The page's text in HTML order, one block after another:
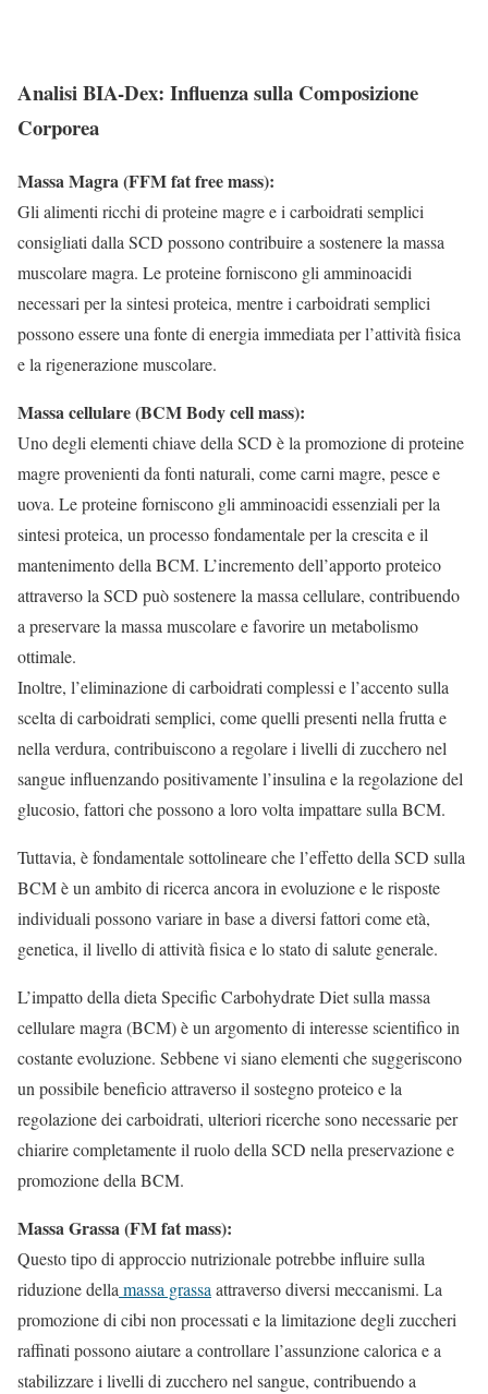
Analisi BIA-Dex: Influenza sulla Composizione
Corporea
Massa Magra (FFM fat free mass):
Gli alimenti ricchi di proteine magre e i carboidrati semplici
consigliati dalla SCD possono contribuire a sostenere la massa
muscolare magra. Le proteine forniscono gli amminoacidi
necessari per la sintesi proteica, mentre i carboidrati semplici
possono essere una fonte di energia immediata per l’attività fisica
e la rigenerazione muscolare.
Massa cellulare (BCM Body cell mass):
Uno degli elementi chiave della SCD è la promozione di proteine
magre provenienti da fonti naturali, come carni magre, pesce e
uova. Le proteine forniscono gli amminoacidi essenziali per la
sintesi proteica, un processo fondamentale per la crescita e il
mantenimento della BCM. L’incremento dell’apporto proteico
attraverso la SCD può sostenere la massa cellulare, contribuendo
a preservare la massa muscolare e favorire un metabolismo
ottimale.
Inoltre, l’eliminazione di carboidrati complessi e l’accento sulla
scelta di carboidrati semplici, come quelli presenti nella frutta e
nella verdura, contribuiscono a regolare i livelli di zucchero nel
sangue influenzando positivamente l’insulina e la regolazione del
glucosio, fattori che possono a loro volta impattare sulla BCM.
Tuttavia, è fondamentale sottolineare che l’effetto della SCD sulla
BCM è un ambito di ricerca ancora in evoluzione e le risposte
individuali possono variare in base a diversi fattori come età,
genetica, il livello di attività fisica e lo stato di salute generale.
L’impatto della dieta Specific Carbohydrate Diet sulla massa
cellulare magra (BCM) è un argomento di interesse scientifico in
costante evoluzione. Sebbene vi siano elementi che suggeriscono
un possibile beneficio attraverso il sostegno proteico e la
regolazione dei carboidrati, ulteriori ricerche sono necessarie per
chiarire completamente il ruolo della SCD nella preservazione e
promozione della BCM.
Massa Grassa (FM fat mass):
Questo tipo di approccio nutrizionale potrebbe influire sulla
riduzione della massa grassa attraverso diversi meccanismi. La
promozione di cibi non processati e la limitazione degli zuccheri
raffinati possono aiutare a controllare l’assunzione calorica e a
stabilizzare i livelli di zucchero nel sangue, contribuendo a